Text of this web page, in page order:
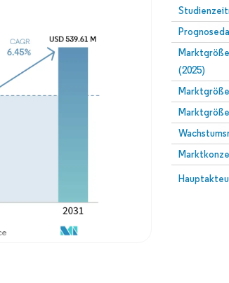
(2025)
Bild © Mordor
Bild © Mordor Intelligence. Wiederverwendung erfordert